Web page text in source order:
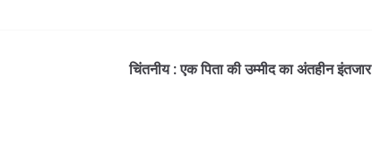
चिंतनीय : एक पिता की उम्मीद का अंतहीन इंतजार